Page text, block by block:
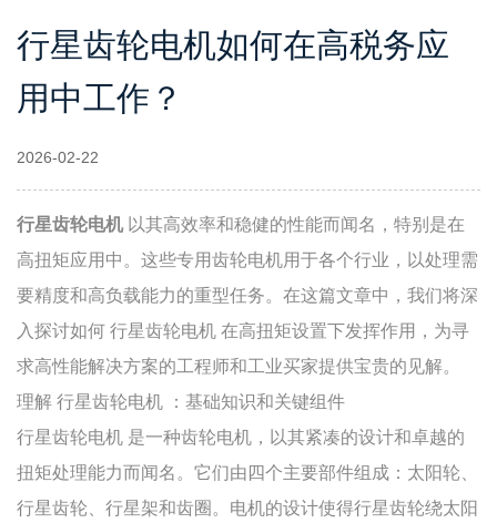
行星齿轮电机如何在高税务应
用中工作？
2026-02-22
行星齿轮电机 以其高效率和稳健的性能而闻名，特别是在
高扭矩应用中。这些专用齿轮电机用于各个行业，以处理需
要精度和高负载能力的重型任务。在这篇文章中，我们将深
入探讨如何 行星齿轮电机 在高扭矩设置下发挥作用，为寻
求高性能解决方案的工程师和工业买家提供宝贵的见解。
理解 行星齿轮电机
：基础知识和关键组件
行星齿轮电机 是一种齿轮电机，以其紧凑的设计和卓越的
扭矩处理能力而闻名。它们由四个主要部件组成：太阳轮、
行星齿轮、行星架和齿圈。电机的设计使得行星齿轮绕太阳